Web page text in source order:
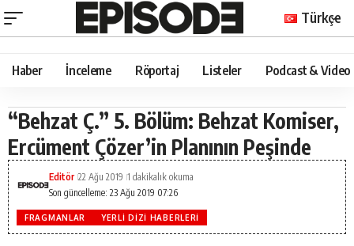
Türkçe
Haber İnceleme Röportaj Listeler Podcast & Video
“Behzat Ç.” 5. Bölüm: Behzat Komiser,
Ercüment Çözer’in Planının Peşinde
Son güncelleme: 23 Ağu 2019 07:26
Editör 22 Ağu 2019 1 dakikalık okuma
FRAGMANLAR YERLI DIZI HABERLERI